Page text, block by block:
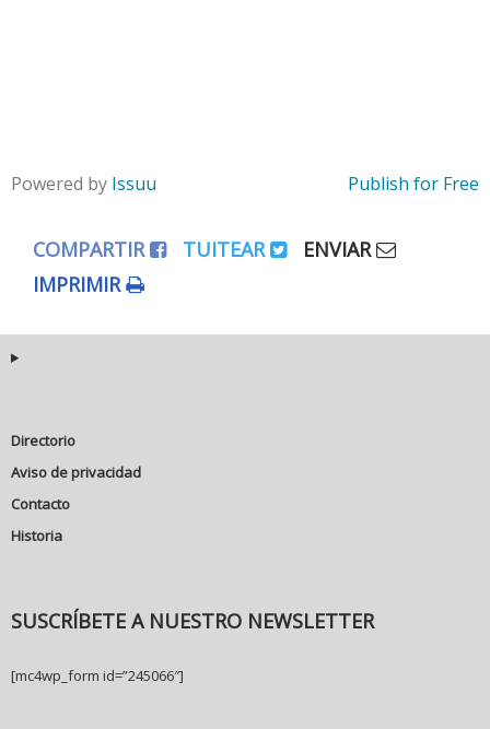
Powered by Issuu Publish for Free
COMPARTIR TUITEAR
ENVIAR
IMPRIMIR
Directorio
Aviso de privacidad
Contacto
Historia
SUSCRÍBETE A NUESTRO NEWSLETTER
[mc4wp_form id=”245066″]